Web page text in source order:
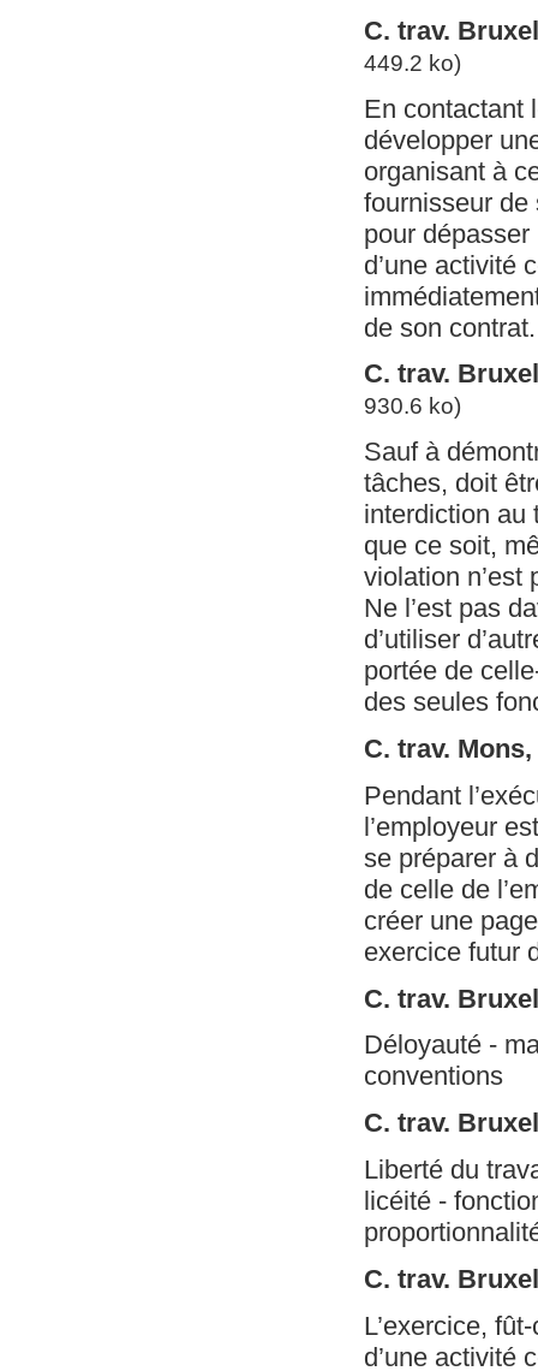
C. trav.
449.2 ko)
En contactant
développer
organisant à
fournisseur de
pour
d’une activité
de son contrat.
C. trav.
930.6 ko)
Sauf à
tâches, doit
interdiction au
que ce soit,
violation n’est
Ne l’est pas
d’utiliser
portée de
des seules
C. trav.
Pendant
l’employeur
se préparer à
de celle de
créer une
exercice futur
C. trav.
Déloyauté -
conventions
C. trav.
Liberté du
licéité -
C. trav.
L’exercice,
d’une activité